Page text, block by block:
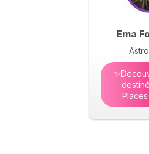
Ema